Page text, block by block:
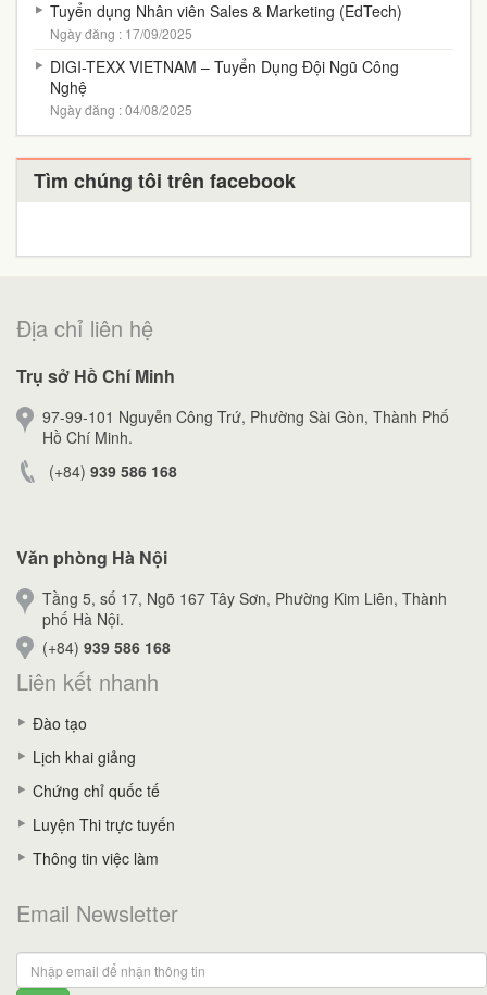
Tuyển dụng Nhân viên Sales & Marketing (EdTech)
Ngày đăng : 17/09/2025
DIGI-TEXX VIETNAM – Tuyển Dụng Đội Ngũ Công
Nghệ
Ngày đăng : 04/08/2025
Tìm chúng tôi trên facebook
Địa chỉ liên hệ
Trụ sở Hồ Chí Minh
97-99-101 Nguyễn Công Trứ, Phường Sài Gòn, Thành Phố
Hồ Chí Minh.
(+84) 939 586 168
Văn phòng Hà Nội
Tầng 5, số 17, Ngõ 167 Tây Sơn, Phường Kim Liên, Thành
phố Hà Nội.
(+84) 939 586 168
Liên kết nhanh
Đào tạo
Lịch khai giảng
Chứng chỉ quốc tế
Luyện Thi trực tuyến
Thông tin việc làm
Email Newsletter